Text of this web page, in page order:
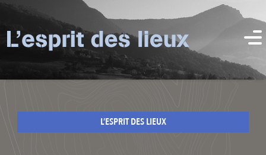
L’ESPRIT DES LIEUX